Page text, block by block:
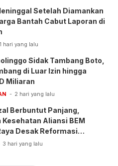
Setelah Diamankan
Bantah Cabut Laporan di
1 hari yang lalu
Sidak Tambang Boto,
di Luar Izin hingga
Miliaran
2 hari yang lalu
Berbuntut Panjang,
Aliansi BEM
Desak Reformasi
3 hari yang lalu